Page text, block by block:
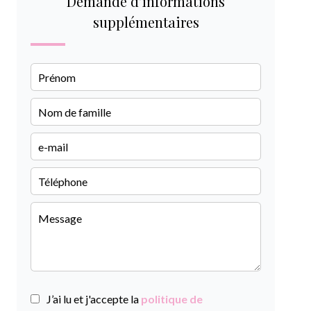
supplémentaires
J’ai lu et j'accepte la politique de